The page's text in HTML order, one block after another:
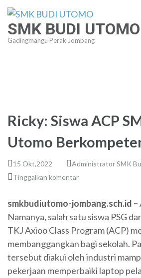
Lompat
konten
(Tekan
SMK BUDI UTOMO
Gadingmangu Perak Jombang
Ricky: Siswa ACP
Utomo
15 Okt,2022
Administrator SMK
Tinggalkan komentar
smkbudiutomo-jombang.sch.id –
Namanya, salah satu siswa PSG
TKJ Axioo Class Program (ACP)
membanggangkan bagi sekolah.
tersebut diakui oleh industri
pekerjaan memperbaiki laptop